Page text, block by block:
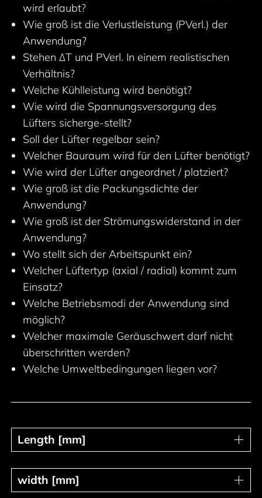
wird erlaubt?
Wie groß ist die Verlustleistung (PVerl.) der
Anwendung?
Stehen ∆T und PVerl. In einem realistischen
Verhältnis?
Welche Kühlleistung wird benötigt?
Wie wird die Spannungsversorgung des
Lüfters sicherge-stellt?
Soll der Lüfter regelbar sein?
Welcher Bauraum wird für den Lüfter benötigt?
Wie wird der Lüfter angeordnet / platziert?
Wie groß ist die Packungsdichte der
Anwendung?
Wie groß ist der Strömungswiderstand in der
Anwendung?
Wo stellt sich der Arbeitspunkt ein?
Welcher Lüftertyp (axial / radial) kommt zum
Einsatz?
Welche Betriebsmodi der Anwendung sind
möglich?
Welcher maximale Geräuschwert darf nicht
überschritten werden?
Welche Umweltbedingungen liegen vor?
Length [mm]
Length [mm]
width [mm]
width [mm]